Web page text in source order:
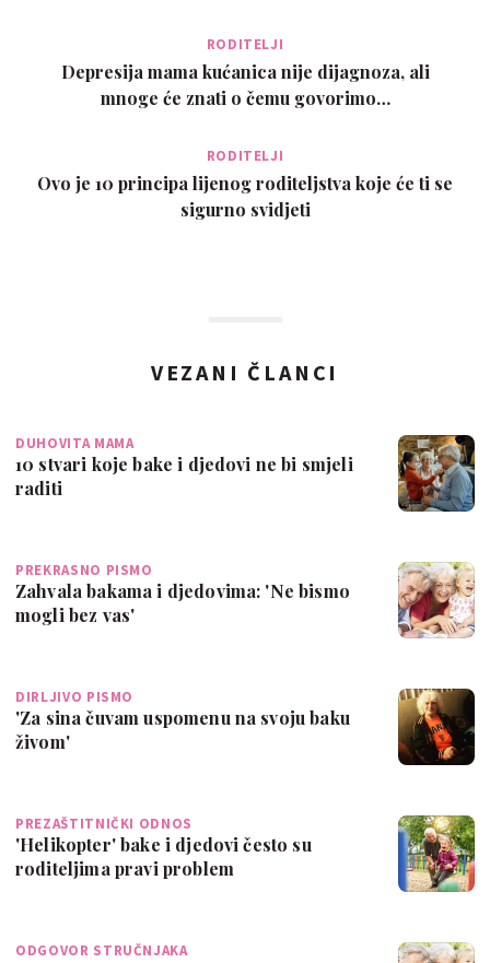
RODITELJI
Depresija mama kućanica nije dijagnoza, ali
mnoge će znati o čemu govorimo…
RODITELJI
Ovo je 10 principa lijenog roditeljstva koje će ti se
sigurno svidjeti
VEZANI ČLANCI
DUHOVITA MAMA
10 stvari koje bake i djedovi ne bi smjeli
raditi
PREKRASNO PISMO
Zahvala bakama i djedovima: 'Ne bismo
mogli bez vas'
DIRLJIVO PISMO
'Za sina čuvam uspomenu na svoju baku
živom'
PREZAŠTITNIČKI ODNOS
'Helikopter' bake i djedovi često su
roditeljima pravi problem
ODGOVOR STRUČNJAKA